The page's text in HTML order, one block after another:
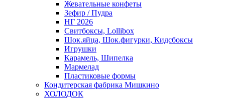
Жевательные конфеты
Зефир / Пудра
НГ 2026
Свитбоксы, Lollibox
Шок.яйца, Шок.фигурки, Кидсбоксы
Игрушки
Карамель, Шипелка
Мармелад
Пластиковые формы
Кондитерская фабрика Мишкино
ХОЛОДОК